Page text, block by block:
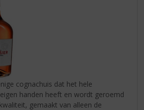
cognachuis dat het hele
handen heeft en wordt geroemd
gemaakt van alleen de